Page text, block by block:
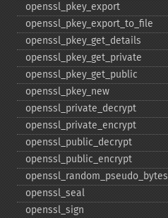
openssl_​pkey_​export
openssl_​pkey_​export_​to_​file
openssl_​pkey_​get_​details
openssl_​pkey_​get_​private
openssl_​pkey_​get_​public
openssl_​pkey_​new
openssl_​private_​decrypt
openssl_​private_​encrypt
openssl_​public_​decrypt
openssl_​public_​encrypt
openssl_​random_​pseudo_​bytes
openssl_​seal
openssl_​sign